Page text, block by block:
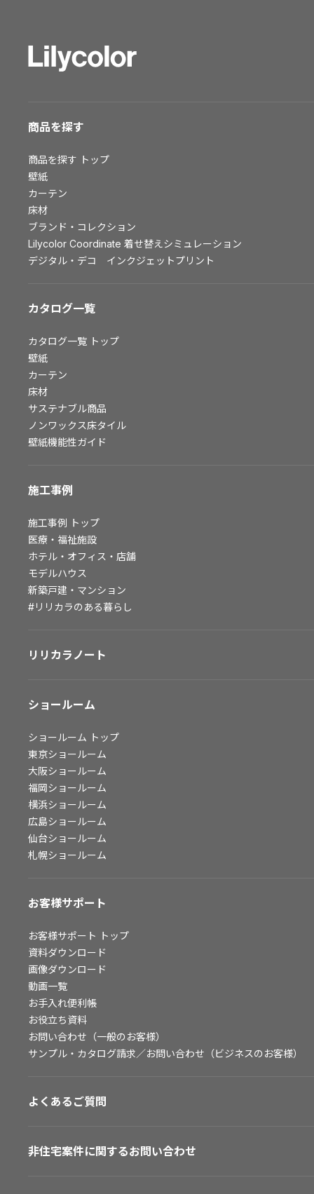
仙台ショールーム
お客様サポート
お客様サポート トップ
資料ダウンロード
画像ダウンロード
動画一覧
お手入れ便利帳
お役立ち資料
お問い合わせ（一般のお客様）
よくあるご質問
非住宅案件に関するお問い合わせ
事業紹介
スペースソリューション事業
ファシリティソリューション事業
不動産投資開発事業
会社情報
採用情報
商品を探す
商品を探す トップ
壁紙
カーテン
床材
ブランド・コレクション
Lilycolor Coordinate 着せ替えシミュレーション
デジタル・デコ インクジェットプリント
カタログ一覧
カタログ一覧 トップ
壁紙
カーテン
床材
サステナブル商品
ノンワックス床タイル
壁紙機能性ガイド
施工事例
施工事例 トップ
医療・福祉施設
ホテル・オフィス・店舗
モデルハウス
新築戸建・マンション
#リリカラのある暮らし
リリカラノート
ショールーム
ショールーム トップ
東京ショールーム
大阪ショールーム
福岡ショールーム
横浜ショールーム
広島ショールーム
仙台ショールーム
札幌ショールーム
お客様サポート
お客様サポート トップ
資料ダウンロード
画像ダウンロード
動画一覧
お手入れ便利帳
お役立ち資料
お問い合わせ（一般のお客様）
サンプル・カタログ請求／お問い合わせ（ビジネスのお客様）
よくあるご質問
非住宅案件に関するお問い合わせ